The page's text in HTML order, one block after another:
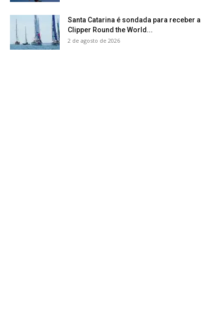
Santa Catarina é sondada para receber a
Clipper Round the World...
2 de agosto de 2026